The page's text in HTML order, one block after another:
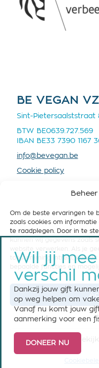
Om de beste ervaringen te
zoals cookies om
te raadplegen. Door in te
kunnen wij gegevens zoals
toestemming intrekt, kan
bepaalde functies en
BE VEGAN
Sint-Pietersaalststraat
BTW BE0639.727.569
IBAN BE33 7390 1167
info@bevegan.be
Cookie policy
STEUN BE
Help ons om België
ons nu met een
Steun BE Vegan
Wil jij
verschil
Dankzij jouw gift
op weg helpen om
Vanaf nu komt jouw
aanmerking voor een
DONEER NU